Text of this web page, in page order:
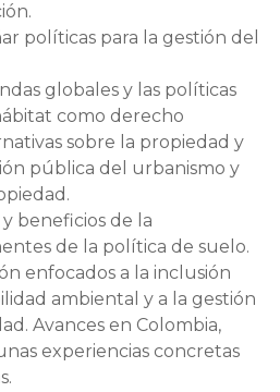
políticas para la gestión del
globales y las políticas
como derecho
sobre la propiedad y
pública del urbanismo y
beneficios de la
de la política de suelo.
enfocados a la inclusión
ambiental y a la gestión
Avances en Colombia,
experiencias concretas